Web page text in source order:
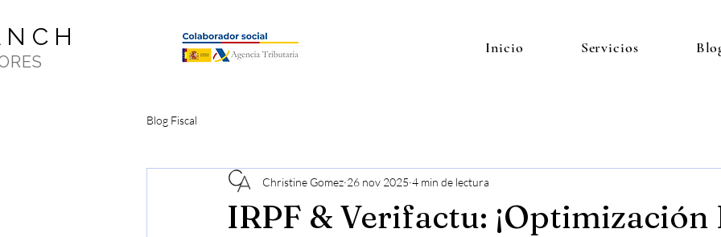
Inicio Servicios
Blog Fiscal
IRPF & Verifactu: ¡Optimización
Christine Gomez 26 nov 2025 4 min de lectura